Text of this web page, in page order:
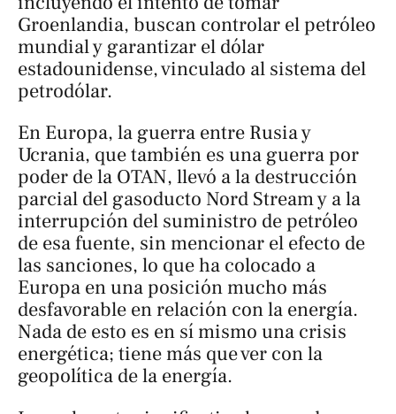
Groenlandia, buscan controlar el petróleo
mundial y garantizar el dólar
estadounidense, vinculado al sistema del
petrodólar.
En Europa, la guerra entre Rusia y
Ucrania, que también es una guerra por
poder de la OTAN, llevó a la destrucción
parcial del gasoducto Nord Stream y a la
interrupción del suministro de petróleo
de esa fuente, sin mencionar el efecto de
las sanciones, lo que ha colocado a
Europa en una posición mucho más
desfavorable en relación con la energía.
Nada de esto es en sí mismo una crisis
energética; tiene más que ver con la
geopolítica de la energía.